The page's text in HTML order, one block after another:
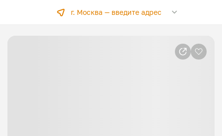
г. Москва —введите адрес